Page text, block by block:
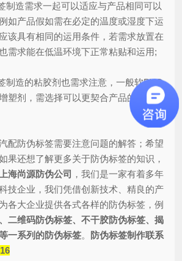
造需求一起可以适应与产品相同可以
如产品假如需在必定的温度或湿度下运
该具有相同的运用条件，若需求放置在
需求能在低温环境下正常粘贴和运用;
造的粘胶剂也需求注意，一般软PVC
塑剂，需选择可以更契合产品的适合的
防伪标签需要注意问题的解答；希望
果还想了解更多关于防伪标签的知识，
上海尚源防伪公司 ，我们是一家有着多年
技企业，我们凭借创新技术、精良的产
各大企业提供各式各样的防伪标签，例
二维码防伪标签、不干胶防伪标签、揭
一系列的防伪标签。
防伪标签制作联系